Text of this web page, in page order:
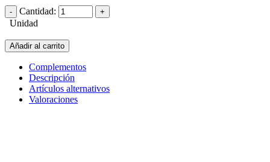
Cantidad:
Unidad
Añadir al carrito
Complementos
Descripción
Artículos alternativos
Valoraciones